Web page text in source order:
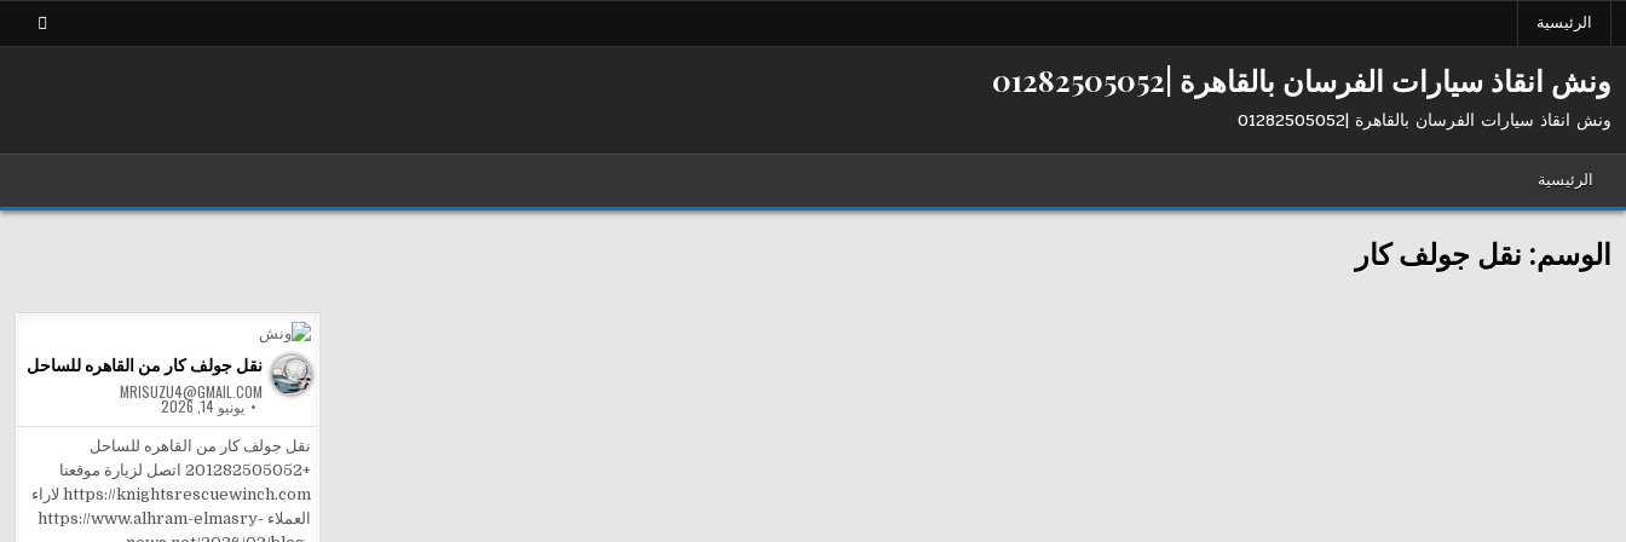
الرئيسية
ونش انقاذ سيارات الفرسان بالقاهرة |01282505052
ونش انقاذ سيارات الفرسان بالقاهرة |01282505052
الرئيسية
الوسم: نقل جولف كار
نقل جولف كار من القاهره للساحل
MRISUZU4@GMAIL.COM
يونيو 14, 2026
نقل جولف كار من القاهره للساحل
+201282505052 اتصل لزيارة موقعنا
https://knightsrescuewinch.com لاراء
العملاء https://www.alhram-elmasry-